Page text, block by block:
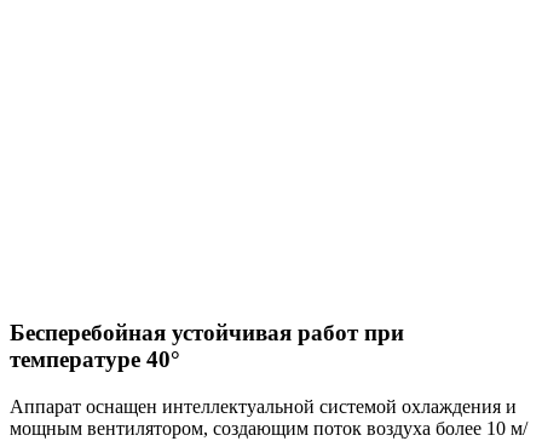
Бесперебойная устойчивая работ при
температуре 40°
Аппарат оснащен интеллектуальной системой охлаждения и
мощным вентилятором, создающим поток воздуха более 10 м/